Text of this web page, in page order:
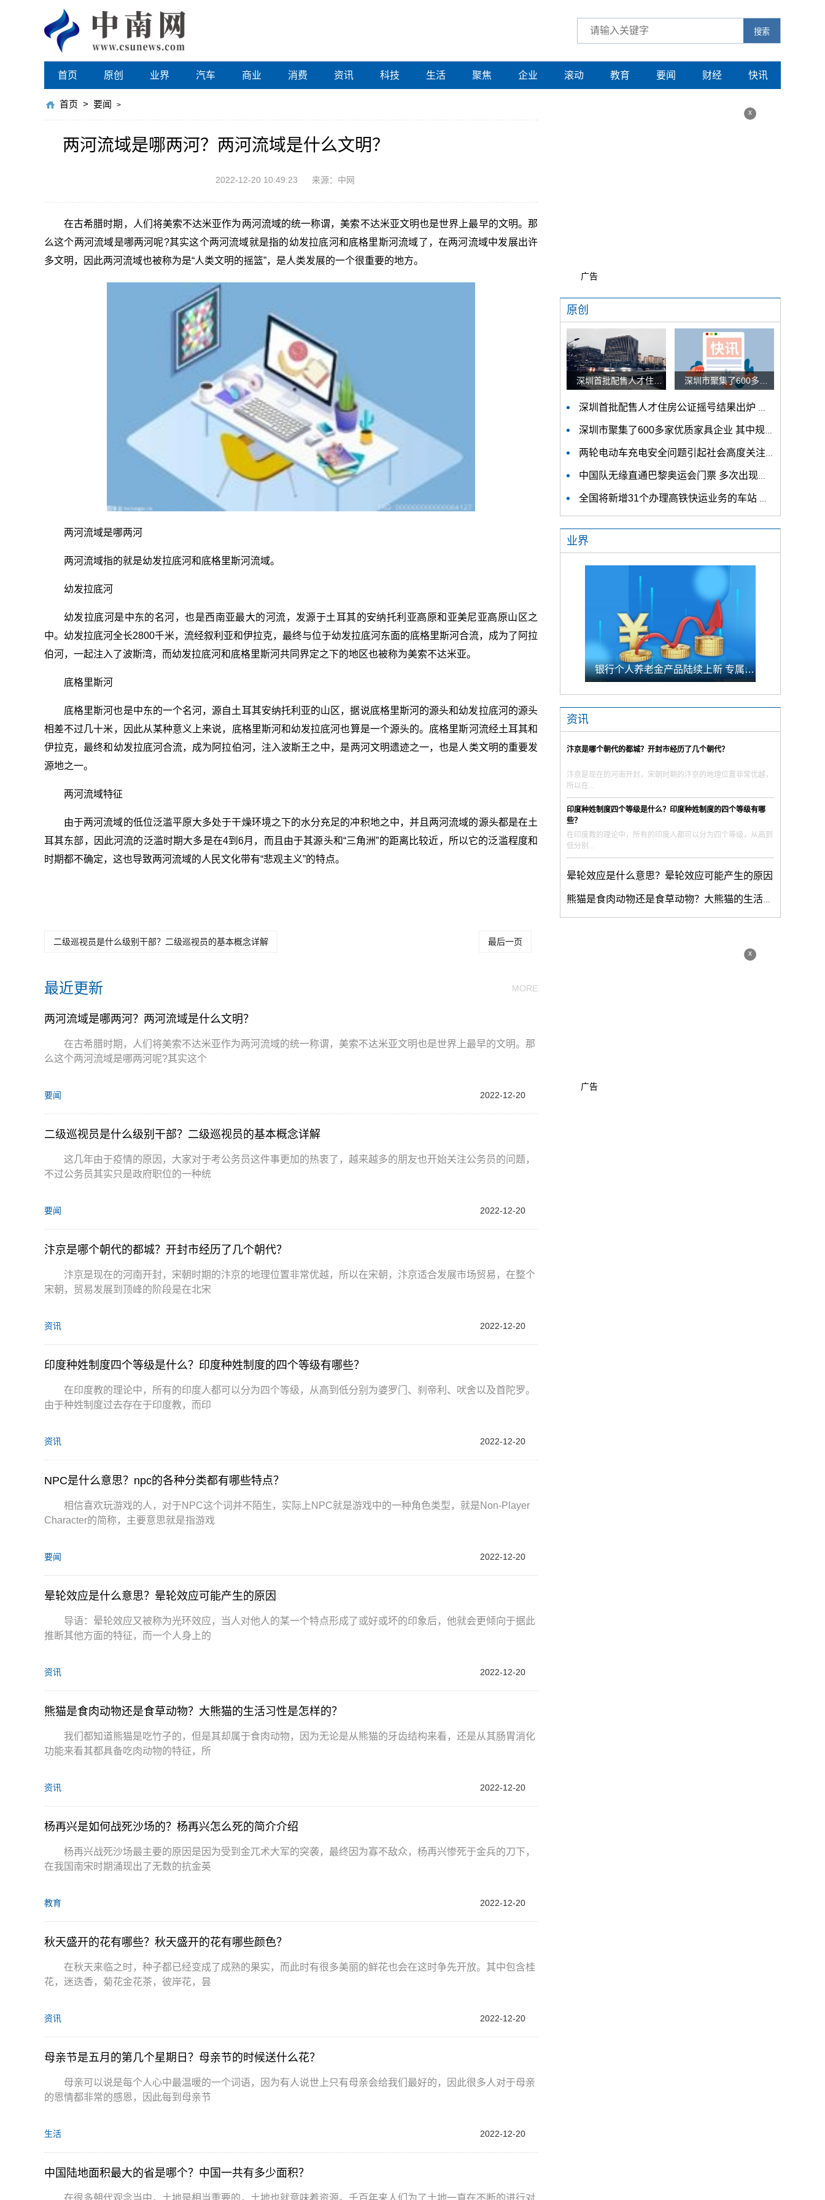
搜索
首页 原创 业界 汽车 商业 消费 资讯 科技 生活 聚焦 企业 滚动 教育 要闻 财经 快讯
首页 > 要闻 >
两河流域是哪两河？两河流域是什么文明？
2022-12-20 10:49:23 来源：中网
在古希腊时期，人们将美索不达米亚作为两河流域的统一称谓，美索不达米亚文明也是世界上最早的文明。那
么这个两河流域是哪两河呢?其实这个两河流域就是指的幼发拉底河和底格里斯河流域了，在两河流域中发展出许
多文明，因此两河流域也被称为是“人类文明的摇篮”，是人类发展的一个很重要的地方。
两河流域是哪两河
两河流域指的就是幼发拉底河和底格里斯河流域。
幼发拉底河
幼发拉底河是中东的名河，也是西南亚最大的河流，发源于土耳其的安纳托利亚高原和亚美尼亚高原山区之
中。幼发拉底河全长2800千米，流经叙利亚和伊拉克，最终与位于幼发拉底河东面的底格里斯河合流，成为了阿拉
伯河，一起注入了波斯湾，而幼发拉底河和底格里斯河共同界定之下的地区也被称为美索不达米亚。
底格里斯河
底格里斯河也是中东的一个名河，源自土耳其安纳托利亚的山区，据说底格里斯河的源头和幼发拉底河的源头
相差不过几十米，因此从某种意义上来说，底格里斯河和幼发拉底河也算是一个源头的。底格里斯河流经土耳其和
伊拉克，最终和幼发拉底河合流，成为阿拉伯河，注入波斯王之中，是两河文明遗迹之一，也是人类文明的重要发
源地之一。
两河流域特征
由于两河流域的低位泛滥平原大多处于干燥环境之下的水分充足的冲积地之中，并且两河流域的源头都是在土
耳其东部，因此河流的泛滥时期大多是在4到6月，而且由于其源头和“三角洲”的距离比较近，所以它的泛滥程度和
时期都不确定，这也导致两河流域的人民文化带有“悲观主义”的特点。
二级巡视员是什么级别干部？二级巡视员的基本概念详解 最后一页
最近更新 MORE
两河流域是哪两河？两河流域是什么文明？
在古希腊时期，人们将美索不达米亚作为两河流域的统一称谓，美索不达米亚文明也是世界上最早的文明。那
么这个两河流域是哪两河呢?其实这个
要闻 2022-12-20
二级巡视员是什么级别干部？二级巡视员的基本概念详解
这几年由于疫情的原因，大家对于考公务员这件事更加的热衷了，越来越多的朋友也开始关注公务员的问题，
不过公务员其实只是政府职位的一种统
要闻 2022-12-20
汴京是哪个朝代的都城？开封市经历了几个朝代？
汴京是现在的河南开封，宋朝时期的汴京的地理位置非常优越，所以在宋朝，汴京适合发展市场贸易，在整个
宋朝，贸易发展到顶峰的阶段是在北宋
资讯 2022-12-20
印度种姓制度四个等级是什么？印度种姓制度的四个等级有哪些？
在印度教的理论中，所有的印度人都可以分为四个等级，从高到低分别为婆罗门、刹帝利、吠舍以及首陀罗。
由于种姓制度过去存在于印度教，而印
资讯 2022-12-20
NPC是什么意思？npc的各种分类都有哪些特点？
相信喜欢玩游戏的人，对于NPC这个词并不陌生，实际上NPC就是游戏中的一种角色类型，就是Non-Player
Character的简称，主要意思就是指游戏
要闻 2022-12-20
晕轮效应是什么意思？晕轮效应可能产生的原因
导语：晕轮效应又被称为光环效应，当人对他人的某一个特点形成了或好或坏的印象后，他就会更倾向于据此
推断其他方面的特征，而一个人身上的
资讯 2022-12-20
熊猫是食肉动物还是食草动物？大熊猫的生活习性是怎样的？
我们都知道熊猫是吃竹子的，但是其却属于食肉动物，因为无论是从熊猫的牙齿结构来看，还是从其肠胃消化
功能来看其都具备吃肉动物的特征，所
资讯 2022-12-20
杨再兴是如何战死沙场的？杨再兴怎么死的简介介绍
杨再兴战死沙场最主要的原因是因为受到金兀术大军的突袭，最终因为寡不敌众，杨再兴惨死于金兵的刀下，
在我国南宋时期涌现出了无数的抗金英
教育 2022-12-20
秋天盛开的花有哪些？秋天盛开的花有哪些颜色？
在秋天来临之时，种子都已经变成了成熟的果实，而此时有很多美丽的鲜花也会在这时争先开放。其中包含桂
花，迷迭香，菊花金花茶，彼岸花，昙
资讯 2022-12-20
母亲节是五月的第几个星期日？母亲节的时候送什么花？
母亲可以说是每个人心中最温暖的一个词语，因为有人说世上只有母亲会给我们最好的，因此很多人对于母亲
的恩情都非常的感恩，因此每到母亲节
生活 2022-12-20
中国陆地面积最大的省是哪个？中国一共有多少面积？
在很多朝代观念当中，土地是相当重要的，土地也就意味着资源。千百年来人们为了土地一直在不断的进行对
x
广告
原创
深圳首批配售人才住房公证摇号结果出炉 认购家庭将于12月9日起选房
深圳市聚集了600多家优质家具企业 其中规模以上企业占比90%
两轮电动车充电安全问题引起社会高度关注 多措并举强化充电安全监管
中国队无缘直通巴黎奥运会门票 多次出现失误平衡木唐茜靖、罗蕊掉木
全国将新增31个办理高铁快运业务的车站 高铁快运车站将达280个
业界
银行个人养老金产品陆续上新 专属储蓄期限偏1年至5年的中长期
资讯
汴京是哪个朝代的都城？开封市经历了几个朝代？
汴京是现在的河南开封，宋朝时期的汴京的地理位置非常优越，
所以在...
印度种姓制度四个等级是什么？印度种姓制度的四个等级有哪
些？
在印度教的理论中，所有的印度人都可以分为四个等级，从高到
低分别...
晕轮效应是什么意思？晕轮效应可能产生的原因
熊猫是食肉动物还是食草动物？大熊猫的生活习性是怎样的？
x
广告